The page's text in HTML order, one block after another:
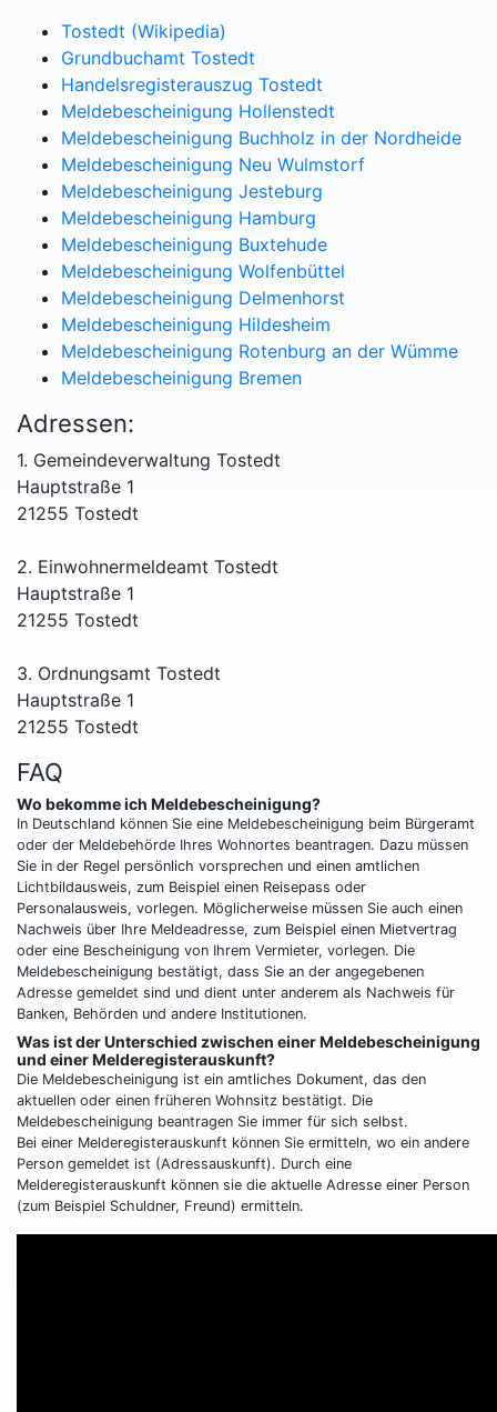
Tostedt (Wikipedia)
Grundbuchamt Tostedt
Handelsregisterauszug Tostedt
Meldebescheinigung Hollenstedt
Meldebescheinigung Buchholz in der Nordheide
Meldebescheinigung Neu Wulmstorf
Meldebescheinigung Jesteburg
Meldebescheinigung Hamburg
Meldebescheinigung Buxtehude
Meldebescheinigung Wolfenbüttel
Meldebescheinigung Delmenhorst
Meldebescheinigung Hildesheim
Meldebescheinigung Rotenburg an der Wümme
Meldebescheinigung Bremen
Adressen:
1. Gemeindeverwaltung Tostedt
Hauptstraße 1
21255 Tostedt
2. Einwohnermeldeamt Tostedt
Hauptstraße 1
21255 Tostedt
3. Ordnungsamt Tostedt
Hauptstraße 1
21255 Tostedt
FAQ
Wo bekomme ich Meldebescheinigung?
In Deutschland können Sie eine Meldebescheinigung beim Bürgeramt
oder der Meldebehörde Ihres Wohnortes beantragen. Dazu müssen
Sie in der Regel persönlich vorsprechen und einen amtlichen
Lichtbildausweis, zum Beispiel einen Reisepass oder
Personalausweis, vorlegen. Möglicherweise müssen Sie auch einen
Nachweis über Ihre Meldeadresse, zum Beispiel einen Mietvertrag
oder eine Bescheinigung von Ihrem Vermieter, vorlegen. Die
Meldebescheinigung bestätigt, dass Sie an der angegebenen
Adresse gemeldet sind und dient unter anderem als Nachweis für
Banken, Behörden und andere Institutionen.
Was ist der Unterschied zwischen einer Meldebescheinigung
und einer Melderegisterauskunft?
Die Meldebescheinigung ist ein amtliches Dokument, das den
aktuellen oder einen früheren Wohnsitz bestätigt. Die
Meldebescheinigung beantragen Sie immer für sich selbst.
Bei einer Melderegisterauskunft können Sie ermitteln, wo ein andere
Person gemeldet ist (Adressauskunft). Durch eine
Melderegisterauskunft können sie die aktuelle Adresse einer Person
(zum Beispiel Schuldner, Freund) ermitteln.